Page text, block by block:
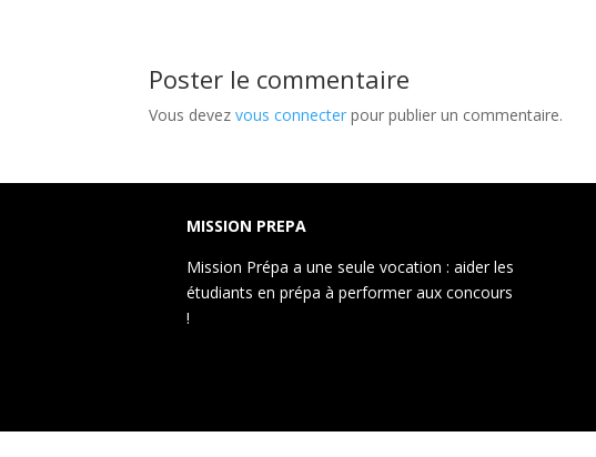
Poster le commentaire
Vous devezvous connecter pour publier un commentaire.
MISSION PREPA
Mission Prépa a une seule vocation : aider les
étudiants en prépa à performer aux concours
!